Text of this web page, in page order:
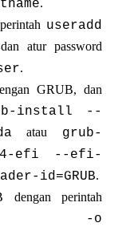
.
useradd
atur password
.
GRUB, dan
install --
atau grub-
efi --efi-
id=GRUB.
dengan perintah
-o